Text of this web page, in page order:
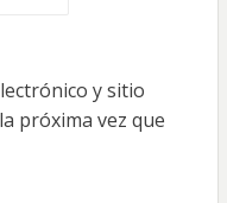
y sitio
próxima vez que